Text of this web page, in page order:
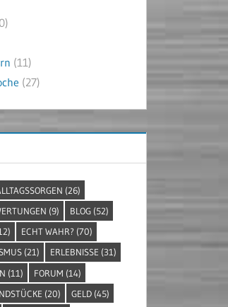
(11)
(27)
(26)
(9) BLOG(52)
ECHT WAHR? (70)
(21) ERLEBNISSE (31)
(11) FORUM (14)
(20) GELD(45)